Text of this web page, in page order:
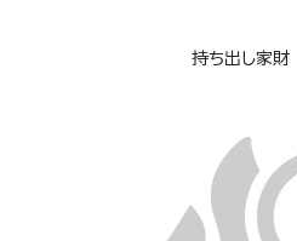
持ち出し家財